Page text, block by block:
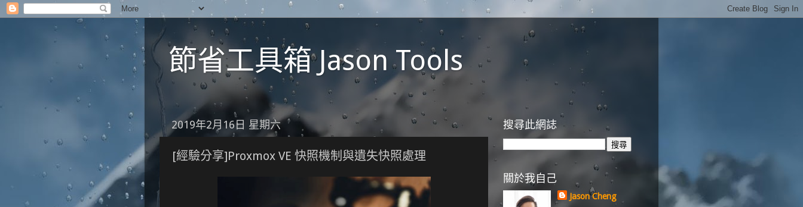
節省工具箱 Jason Tools
2019年2月16日 星期六
[經驗分享]Proxmox VE 快照機制與遺失快照處理
搜尋此網誌
關於我自己
Jason Cheng